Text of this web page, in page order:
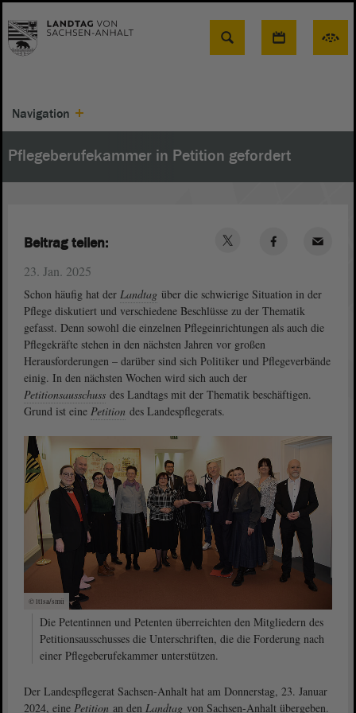
Suche
Navigation
Pflegeberufekammer in Petition gefordert
23. Jan. 2025
Schon häufig hat der Landtag über die schwierige Situation in der
Pflege diskutiert und verschiedene Beschlüsse zu der Thematik
gefasst. Denn sowohl die einzelnen Pflegeinrichtungen als auch die
Pflegekräfte stehen in den nächsten Jahren vor großen
Herausforderungen – darüber sind sich Politiker und Pflegeverbände
einig. In den nächsten Wochen wird sich auch der
Petitionsausschuss des Landtags mit der Thematik beschäftigen.
Grund ist eine Petition des Landespflegerats.
© ltlsa/smü
Die Petentinnen und Petenten überreichten den Mitgliedern des
Petitionsausschusses die Unterschriften, die die Forderung nach
einer Pflegeberufekammer unterstützen.
Der Landespflegerat Sachsen-Anhalt hat am Donnerstag, 23. Januar
2024, eine Petition an den Landtag von Sachsen-Anhalt übergeben.
Beitrag teilen: